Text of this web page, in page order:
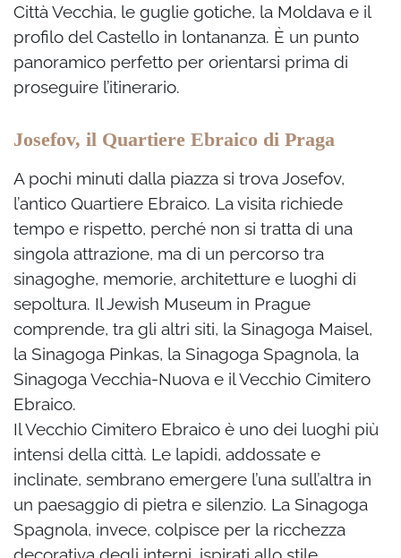
Città Vecchia, le guglie gotiche, la Moldava e il
profilo del Castello in lontananza. È un punto
panoramico perfetto per orientarsi prima di
proseguire l’itinerario.
Josefov, il Quartiere Ebraico di Praga
A pochi minuti dalla piazza si trova Josefov,
l’antico Quartiere Ebraico. La visita richiede
tempo e rispetto, perché non si tratta di una
singola attrazione, ma di un percorso tra
sinagoghe, memorie, architetture e luoghi di
sepoltura. Il Jewish Museum in Prague
comprende, tra gli altri siti, la Sinagoga Maisel,
la Sinagoga Pinkas, la Sinagoga Spagnola, la
Sinagoga Vecchia-Nuova e il Vecchio Cimitero
Ebraico.
Il Vecchio Cimitero Ebraico è uno dei luoghi più
intensi della città. Le lapidi, addossate e
inclinate, sembrano emergere l’una sull’altra in
un paesaggio di pietra e silenzio. La Sinagoga
Spagnola, invece, colpisce per la ricchezza